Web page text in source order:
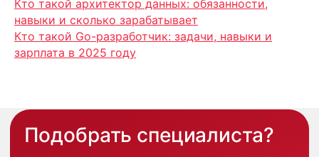
Кто такой архитектор данных: обязанности,
навыки и сколько зарабатывает
Кто такой Go-разработчик: задачи, навыки и
зарплата в 2025 году